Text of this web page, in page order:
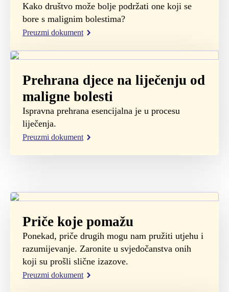
Kako društvo može bolje podržati one koji se
bore s malignim bolestima?
Preuzmi dokument
Prehrana djece na liječenju od
maligne bolesti
Ispravna prehrana esencijalna je u procesu
liječenja.
Preuzmi dokument
Priče koje pomažu
Ponekad, priče drugih mogu nam pružiti utjehu i
razumijevanje. Zaronite u svjedočanstva onih
koji su prošli slične izazove.
Preuzmi dokument